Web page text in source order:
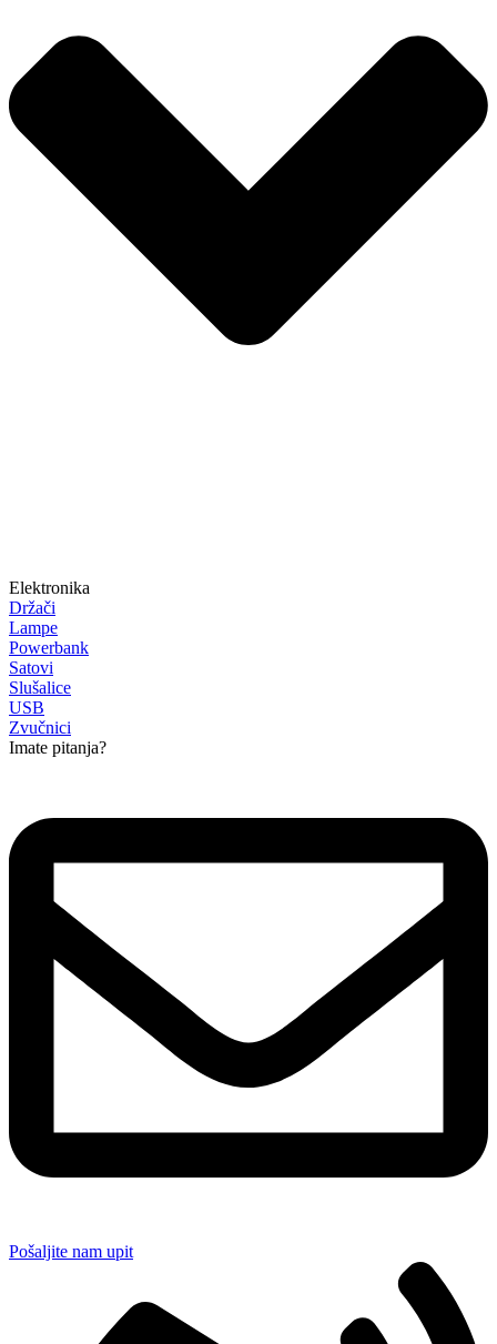
Elektronika
Držači
Lampe
Powerbank
Satovi
Slušalice
USB
Zvučnici
Imate pitanja?
Pošaljite nam upit